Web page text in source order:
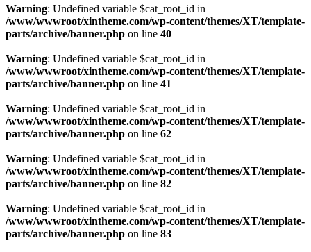
Warning: Undefined variable $cat_root_id in
/www/wwwroot/xintheme.com/wp-content/themes/XT/template-
parts/archive/banner.php on line 40
Warning: Undefined variable $cat_root_id in
/www/wwwroot/xintheme.com/wp-content/themes/XT/template-
parts/archive/banner.php on line 41
Warning: Undefined variable $cat_root_id in
/www/wwwroot/xintheme.com/wp-content/themes/XT/template-
parts/archive/banner.php on line 62
Warning: Undefined variable $cat_root_id in
/www/wwwroot/xintheme.com/wp-content/themes/XT/template-
parts/archive/banner.php on line 82
Warning: Undefined variable $cat_root_id in
/www/wwwroot/xintheme.com/wp-content/themes/XT/template-
parts/archive/banner.php on line 83